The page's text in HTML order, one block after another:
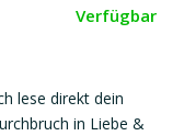
Verfügbar
lese direkt dein
in Liebe &